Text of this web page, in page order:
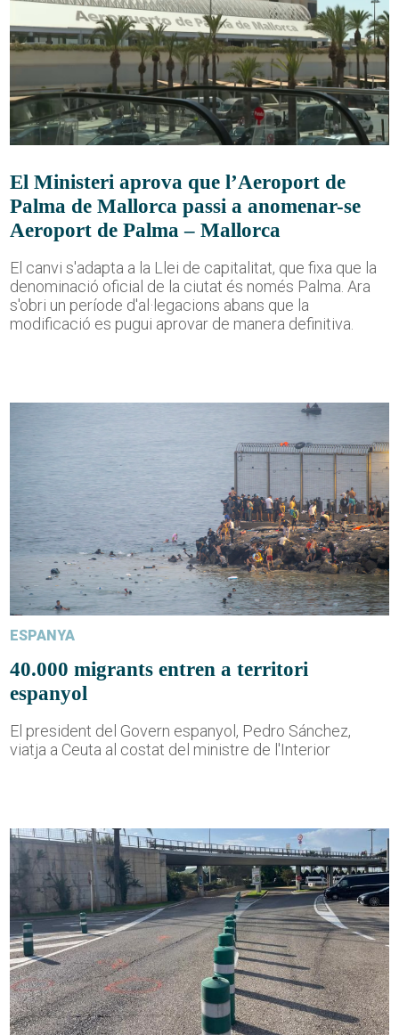
El Ministeri aprova que l’Aeroport de
Palma de Mallorca passi a anomenar-se
Aeroport de Palma – Mallorca
El canvi s'adapta a la Llei de capitalitat, que fixa que la
denominació oficial de la ciutat és només Palma. Ara
s'obri un període d'al·legacions abans que la
modificació es pugui aprovar de manera definitiva.
ESPANYA
40.000 migrants entren a territori
espanyol
El president del Govern espanyol, Pedro Sánchez,
viatja a Ceuta al costat del ministre de l'Interior